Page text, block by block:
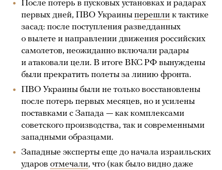
После потерь в пусковых установках и радарах
первых дней, ПВО Украины перешли к тактике
засад: после поступления разведданных
о вылете и направлении движения российских
самолетов, неожиданно включали радары
и атаковали цели. В итоге ВКС РФ вынуждены
были прекратить полеты за линию фронта.
ПВО Украины были не только восстановлены
после потерь первых месяцев, но и усилены
поставками с Запада — как комплексами
советского производства, так и современными
западными образцами.
Западные эксперты еще до начала израильских
ударов отмечали, что (как было видно даже